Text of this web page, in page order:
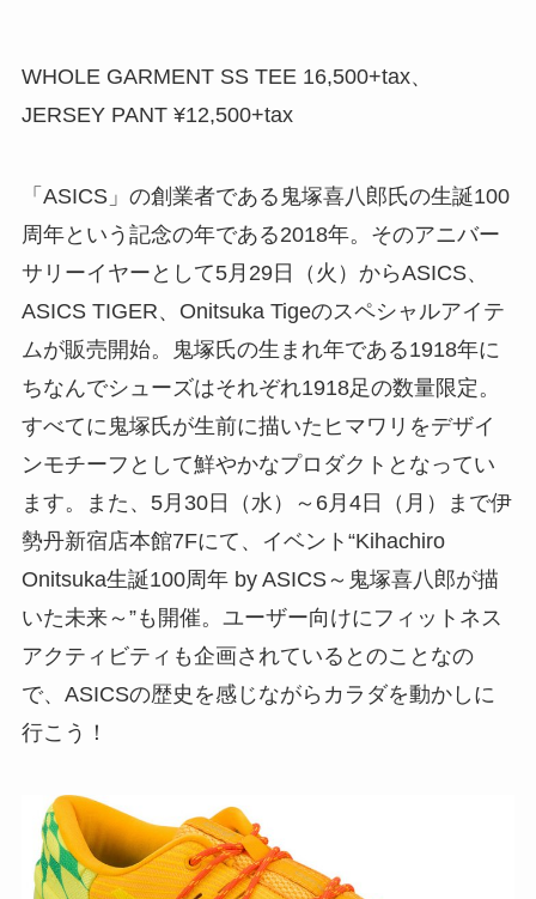
WHOLE GARMENT SS TEE 16,500+tax、
JERSEY PANT ¥12,500+tax
「ASICS」の創業者である鬼塚喜八郎氏の生誕100
周年という記念の年である2018年。そのアニバー
サリーイヤーとして5月29日（火）からASICS、
ASICS TIGER、Onitsuka Tigeのスペシャルアイテ
ムが販売開始。鬼塚氏の生まれ年である1918年に
ちなんでシューズはそれぞれ1918足の数量限定。
すべてに鬼塚氏が生前に描いたヒマワリをデザイ
ンモチーフとして鮮やかなプロダクトとなってい
ます。また、5月30日（水）～6月4日（月）まで伊
勢丹新宿店本館7Fにて、イベント“Kihachiro
Onitsuka生誕100周年 by ASICS～鬼塚喜八郎が描
いた未来～”も開催。ユーザー向けにフィットネス
アクティビティも企画されているとのことなの
で、ASICSの歴史を感じながらカラダを動かしに
行こう！